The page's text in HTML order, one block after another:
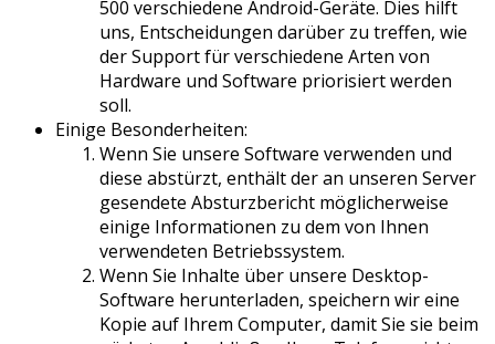
500 verschiedene Android-Geräte. Dies hilft
uns, Entscheidungen darüber zu treffen, wie
der Support für verschiedene Arten von
Hardware und Software priorisiert werden
soll.
Einige Besonderheiten:
Wenn Sie unsere Software verwenden und
diese abstürzt, enthält der an unseren Server
gesendete Absturzbericht möglicherweise
einige Informationen zu dem von Ihnen
verwendeten Betriebssystem.
Wenn Sie Inhalte über unsere Desktop-
Software herunterladen, speichern wir eine
Kopie auf Ihrem Computer, damit Sie sie beim